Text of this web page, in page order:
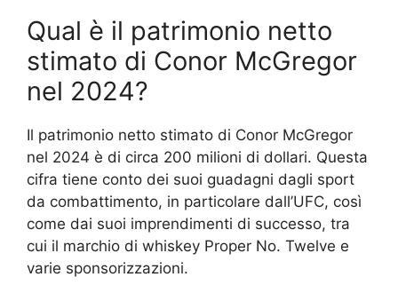
Qual è il patrimonio netto
stimato di Conor McGregor
nel 2024?
Il patrimonio netto stimato di Conor McGregor
nel 2024 è di circa 200 milioni di dollari. Questa
cifra tiene conto dei suoi guadagni dagli sport
da combattimento, in particolare dall’UFC, così
come dai suoi imprendimenti di successo, tra
cui il marchio di whiskey Proper No. Twelve e
varie sponsorizzazioni.